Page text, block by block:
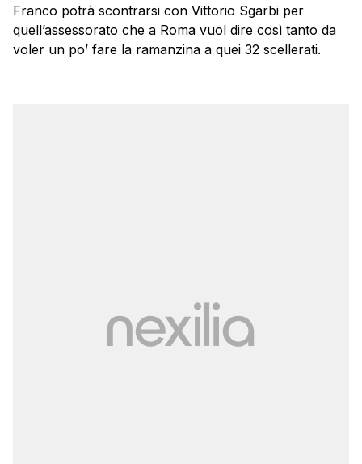
Franco potrà scontrarsi con Vittorio Sgarbi per
quell’assessorato che a Roma vuol dire così tanto da
voler un po’ fare la ramanzina a quei 32 scellerati.